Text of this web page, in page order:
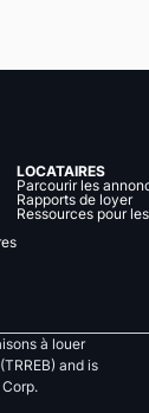
LOCATAIRES
Parcourir les
Rapports de loyer
Ressources pour
à louer
and is